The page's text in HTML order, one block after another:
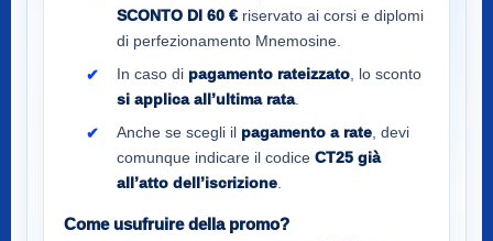
SCONTO DI 60 € riservato ai corsi e diplomi
di perfezionamento Mnemosine.
In caso di pagamento rateizzato , lo sconto
si applica all’ultima rata.
Anche se scegli il pagamento a rate , devi
comunque indicare il codice CT25 già
all’atto dell’iscrizione
Come usufruire della promo?